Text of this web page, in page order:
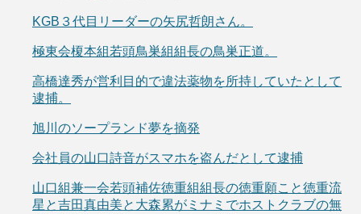
KGB３代目リーダーの矢尻哲朗さん。
極東会榎本組若頭鳥巣組組長の鳥巣正道。
高橋達秀が営利目的で違法薬物を所持していたとして
逮捕。
旭川のソープランド夢を摘発
会社員の山口詩音がスマホを盗んだとして逮捕
山口組兼一会若頭補佐徳重組組長の徳重願こと徳重流
星と吉田真由美と大森累がミナミでホストクラブの無